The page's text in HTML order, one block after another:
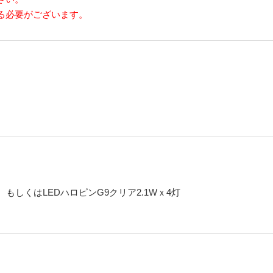
要がございます。
もしくはLEDハロピンG9クリア2.1Wｘ4灯